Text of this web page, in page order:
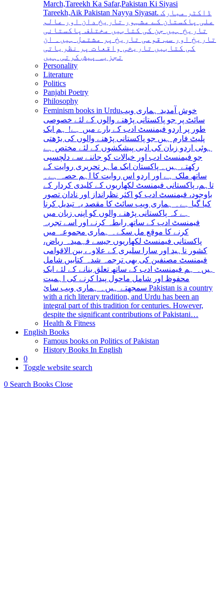
March,Tareekh Ka Safar,Pakistan Ki Siyasi
Tareekh,Aik Pakistan Nayya Siyasat. ڈاکٹر مبارک
علی پاکستان کے مشہور تاریخ دان اور عالم
تاریخ ہیں جن کی کتابیں مختلف پاکستانی
تاریخ اور سب قومی تاریخ پر مشتمل ہیں۔ ان
کی کتابیں تاریخی واقعات پر نظریاتی
تجزیہ پیش کرتی ہیں
Personality
Literature
Politics
Panjabi Poetry
Philosophy
Feminism books in Urduخوش آمدید ہماری ویب
سائٹ پر جو پاکستانی پڑھنے والوں کے لئے خصوصی
طور پر اردو فیمنسٹ ادب کے بارے میں ہے! ہم ایک
پلیٹ فارم ہیں جو پاکستانی پڑھنے والوں کی بڑھتی
ہوئی اردو زبان کی ادبی پیشکشوں کے لئے مختص ہے
جو فیمنسٹ ادب اور خیالات کو جاننے سے دلچسپی
رکھتے ہیں۔ پاکستان ایک ماہر تحریری روایت کے
ساتھ ملک ہے اور اردو اس روایت کا اہم حصہ ہے۔
تاہم، پاکستانی فیمنسٹ لکھاریوں کے کلیدی کردار کے
باوجود، فیمنسٹ ادب کو اکثر نظرانداز اور نادان تصور
کیا گیا ہے۔ ہماری ویب سائٹ کا مقصد یہ تبدیل کرنا
ہے کہ پاکستانی پڑھنے والوں کو اپنی زبان میں
فیمنسٹ ادب کے ساتھ رابطہ کرنے اور اسے تجربہ
کرنے کا موقع مل سکے۔ ہماری مجموعہ میں
پاکستانی فیمنسٹ لکھاریوں جیسے فہمیدہ ریاض،
کشور ناہید اور سارا سلیری کے علاوہ، بین الاقوامی
فیمنسٹ مصنفین کی بھی ترجمہ شدہ کتابیں شامل
ہیں۔ ہم فیمنسٹ ادب کے ساتھ تعلق بنانے کے لئے ایک
محفوظ اور شامل ماحول پیدا کرنے کی اہمیت
سمجھتے ہیں۔ ہماری ویب سائ Pakistan is a country
with a rich literary tradition, and Urdu has been an
integral part of this tradition for centuries. However,
despite the significant contributions of Pakistani…
Health & Fitness
English Books
Famous books on Politics of Pakistan
History Books In English
0
Toggle website search
0 Search Books Close